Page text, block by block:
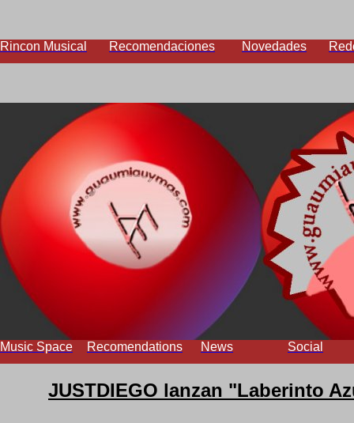
Rincon Musical Recomendaciones Novedades
Music Space Recomendations News Social
JUSTDIEGO lanzan "Laberinto